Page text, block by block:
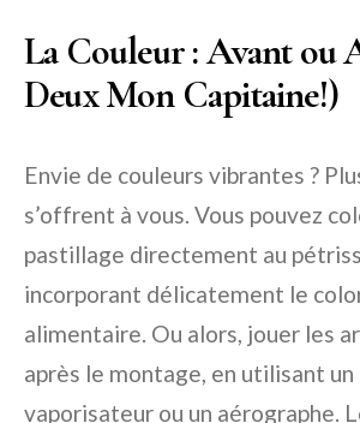
La Couleur : Avant ou
Deux Mon Capitaine!)
Envie de couleurs vibrantes ?
s’offrent à vous. Vous pouvez
pastillage directement au
incorporant délicatement le
alimentaire. Ou alors, jouer les
après le montage, en utilisant un
vaporisateur ou un aérographe.